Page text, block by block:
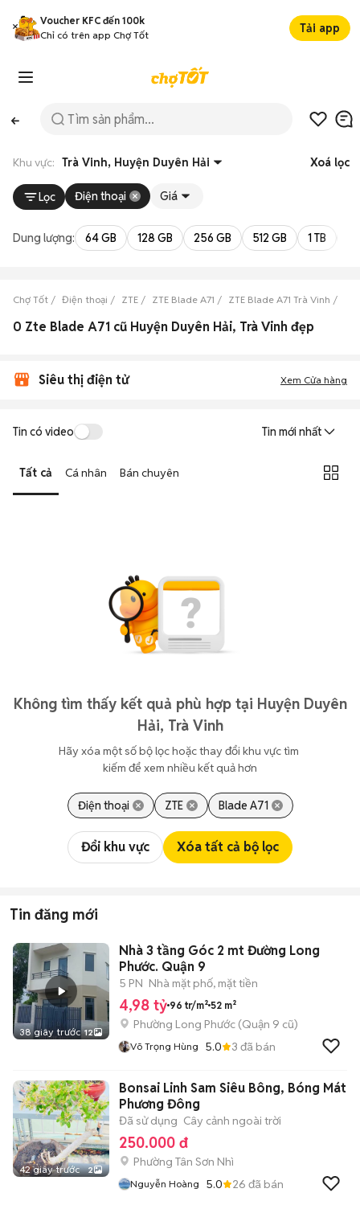
Voucher KFC đến 100k
Chỉ có trên app Chợ Tốt
Tải app
Khu vực: Trà Vinh, Huyện Duyên Hải Xoá lọc
Lọc Điện thoại Giá
Dung lượng: 64 GB 128 GB 256 GB 512 GB 1 TB
Chợ Tốt Điện thoại ZTE ZTE Blade A71 ZTE Blade A71 Trà Vinh
0 Zte Blade A71 cũ Huyện Duyên Hải, Trà Vinh đẹp
Siêu thị điện tử Xem Cửa hàng
Tin có video Tin mới nhất
Tất cả Cá nhân Bán chuyên
Không tìm thấy kết quả phù hợp tại Huyện Duyên
Hải, Trà Vinh
Hãy xóa một số bộ lọc hoặc thay đổi khu vực tìm
kiếm để xem nhiều kết quả hơn
Điện thoại ZTE Blade A71
Đổi khu vực Xóa tất cả bộ lọc
Tin đăng mới
38 giây trước 12
Nhà 3 tầng Góc 2 mt Đường Long
Phước. Quận 9
5 PN Nhà mặt phố, mặt tiền
4,98 tỷ 96 tr/m² 52 m²
Phường Long Phước (Quận 9 cũ)
Võ Trọng Hùng 5.0 3 đã bán
42 giây trước 2
Bonsai Linh Sam Siêu Bông, Bóng Mát
Phương Đông
Đã sử dụng Cây cảnh ngoài trời
250.000 đ
Phường Tân Sơn Nhì
Nguyễn Hoàng 5.0 26 đã bán